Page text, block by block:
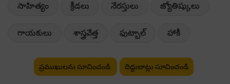
సాహిత్యం క్రీడలు నేరస్తులు జ్యోతిష్కులు
గాయకులు శాస్త్రవేత్త ఫుట్బాల్ హాకీ
ప్రముఖులను సూచించండి దిద్దుబాట్లు సూచించండి